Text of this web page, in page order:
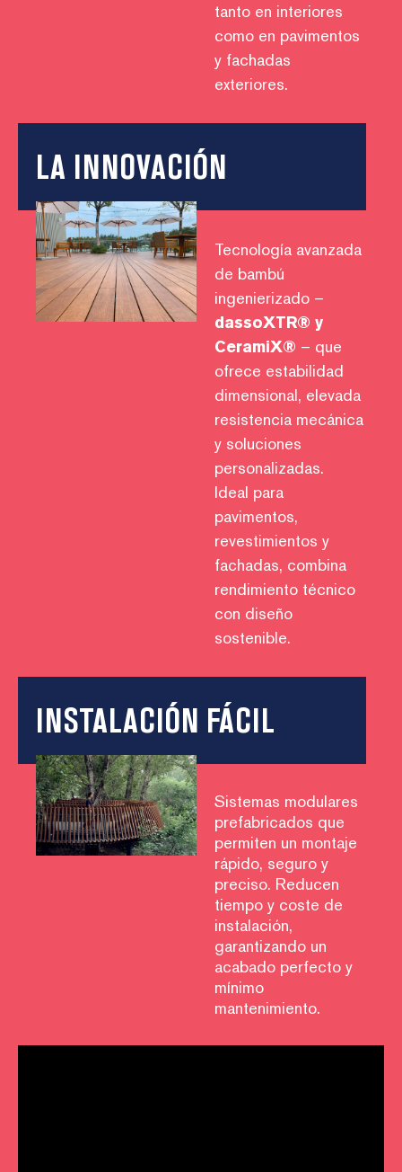
tanto en interiores
como en pavimentos
y fachadas
exteriores.
LA INNOVACIÓN
Tecnología avanzada
de bambú
ingenierizado –
dassoXTR® y
CeramiX® – que
ofrece estabilidad
dimensional, elevada
resistencia mecánica
y soluciones
personalizadas.
Ideal para
pavimentos,
revestimientos y
fachadas, combina
rendimiento técnico
con diseño
sostenible.
INSTALACIÓN FÁCIL
Sistemas modulares
prefabricados que
permiten un montaje
rápido, seguro y
preciso. Reducen
tiempo y coste de
instalación,
garantizando un
acabado perfecto y
mínimo
mantenimiento.